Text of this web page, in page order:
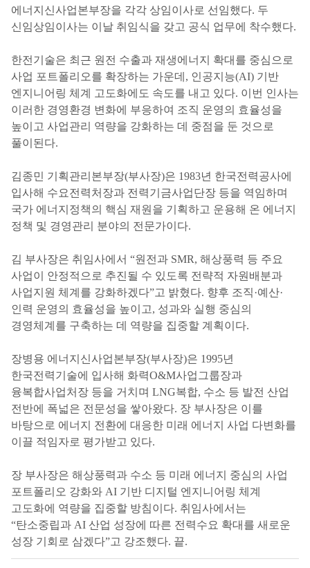
에너지신사업본부장을 각각 상임이사로 선임했다. 두
신임상임이사는 이날 취임식을 갖고 공식 업무에 착수했다.
한전기술은 최근 원전 수출과 재생에너지 확대를 중심으로
사업 포트폴리오를 확장하는 가운데, 인공지능(AI) 기반
엔지니어링 체계 고도화에도 속도를 내고 있다. 이번 인사는
이러한 경영환경 변화에 부응하여 조직 운영의 효율성을
높이고 사업관리 역량을 강화하는 데 중점을 둔 것으로
풀이된다.
김종민 기획관리본부장(부사장)은 1983년 한국전력공사에
입사해 수요전력처장과 전력기금사업단장 등을 역임하며
국가 에너지정책의 핵심 재원을 기획하고 운용해 온 에너지
정책 및 경영관리 분야의 전문가이다.
김 부사장은 취임사에서 “원전과 SMR, 해상풍력 등 주요
사업이 안정적으로 추진될 수 있도록 전략적 자원배분과
사업지원 체계를 강화하겠다”고 밝혔다. 향후 조직·예산·
인력 운영의 효율성을 높이고, 성과와 실행 중심의
경영체계를 구축하는 데 역량을 집중할 계획이다.
장병용 에너지신사업본부장(부사장)은 1995년
한국전력기술에 입사해 화력O&M사업그룹장과
융복합사업처장 등을 거치며 LNG복합, 수소 등 발전 산업
전반에 폭넓은 전문성을 쌓아왔다. 장 부사장은 이를
바탕으로 에너지 전환에 대응한 미래 에너지 사업 다변화를
이끌 적임자로 평가받고 있다.
장 부사장은 해상풍력과 수소 등 미래 에너지 중심의 사업
포트폴리오 강화와 AI 기반 디지털 엔지니어링 체계
고도화에 역량을 집중할 방침이다. 취임사에서는
“탄소중립과 AI 산업 성장에 따른 전력수요 확대를 새로운
성장 기회로 삼겠다”고 강조했다. 끝.